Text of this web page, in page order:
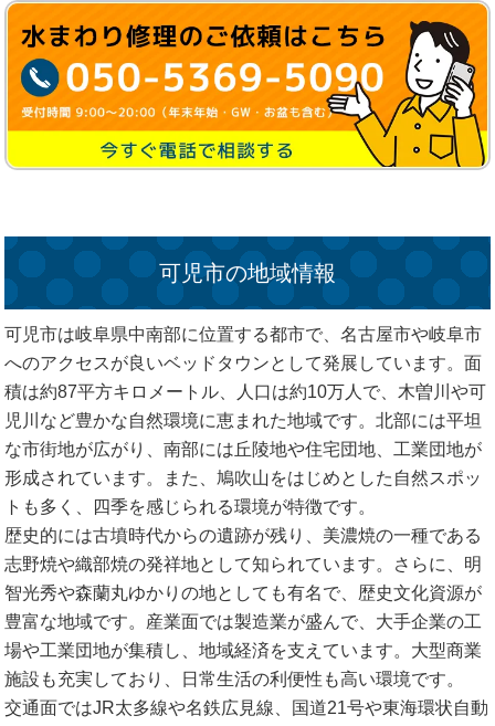
可児市の地域情報
可児市は岐阜県中南部に位置する都市で、名古屋市や岐阜市
へのアクセスが良いベッドタウンとして発展しています。面
積は約87平方キロメートル、人口は約10万人で、木曽川や可
児川など豊かな自然環境に恵まれた地域です。北部には平坦
な市街地が広がり、南部には丘陵地や住宅団地、工業団地が
形成されています。また、鳩吹山をはじめとした自然スポッ
トも多く、四季を感じられる環境が特徴です。
歴史的には古墳時代からの遺跡が残り、美濃焼の一種である
志野焼や織部焼の発祥地として知られています。さらに、明
智光秀や森蘭丸ゆかりの地としても有名で、歴史文化資源が
豊富な地域です。産業面では製造業が盛んで、大手企業の工
場や工業団地が集積し、地域経済を支えています。大型商業
施設も充実しており、日常生活の利便性も高い環境です。
交通面ではJR太多線や名鉄広見線、国道21号や東海環状自動